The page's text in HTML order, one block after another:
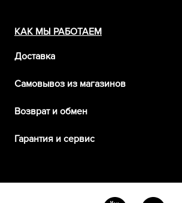
КАК МЫ РАБОТАЕМ
Доставка
Самовывоз из магазинов
Возврат и обмен
Гарантия и сервис